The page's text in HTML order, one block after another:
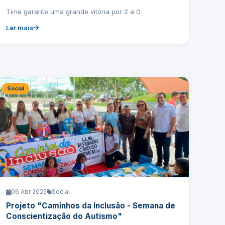
Time garante uma grande vitória por 2 a 0
Ler mais
Social
06 Abr 2025 Social
Projeto "Caminhos da Inclusão - Semana de
Conscientização do Autismo"